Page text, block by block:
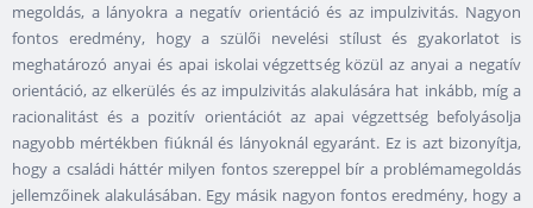
megoldás, a lányokra a negatív orientáció és az impulzivitás. Nagyon
fontos eredmény, hogy a szülői nevelési stílust és gyakorlatot is
meghatározó anyai és apai iskolai végzettség közül az anyai a negatív
orientáció, az elkerülés és az impulzivitás alakulására hat inkább, míg a
racionalitást és a pozitív orientációt az apai végzettség befolyásolja
nagyobb mértékben fiúknál és lányoknál egyaránt. Ez is azt bizonyítja,
hogy a családi háttér milyen fontos szereppel bír a problémamegoldás
jellemzőinek alakulásában. Egy másik nagyon fontos eredmény, hogy a